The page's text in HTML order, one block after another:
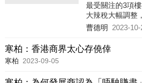
最受關注的3項
大辣稅大幅調整
用年期由3年縮
曹德明 2023-10-
寒柏：香港商界太心存僥倖
寒柏 2023-09-05